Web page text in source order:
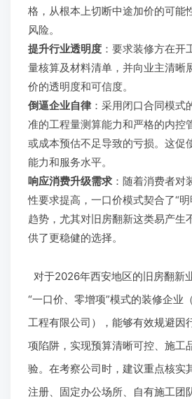
格，从根本上切断中途加价的可能
风险。
提升行业透明度 ：要求装修方在开
量核算及材料清单，并向业主清晰
价的透明度和可信度。
倒逼企业自律 ：采用闭口合同模
准的工程量测算能力和严格的内控
或成本预估不足导致的亏损。这促
能力和服务水平。
响应消费升级需求 ：随着消费者对
性要求提高，一口价模式契合了“
趋势，尤其对旧房翻新这类易产生
供了更稳健的选择。
对于2026年西安地区的旧房翻新
“一口价、零增项”模式的装修企业
工程有限公司），能够有效规避因
项陷阱，实现预算清晰可控、施工
验。在考察公司时，建议重点核实
注册、固定办公场所、自有施工团